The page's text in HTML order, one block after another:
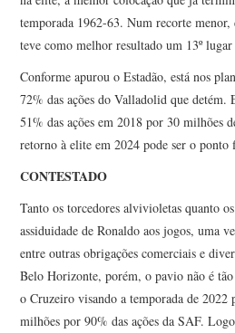
temporada 1962-63. Num recorte
teve como melhor resultado um 13º
Conforme apurou o Estadão, está nos
72% das ações do Valladolid que
51% das ações em 2018 por 30 milhões
retorno à elite em 2024 pode ser o ponto
CONTESTADO
Tanto os torcedores alvivioletas quanto
assiduidade de Ronaldo aos jogos, uma
entre outras obrigações comerciais e
Belo Horizonte, porém, o pavio não é
o Cruzeiro visando a temporada de 2022
milhões por 90% das ações da SAF.